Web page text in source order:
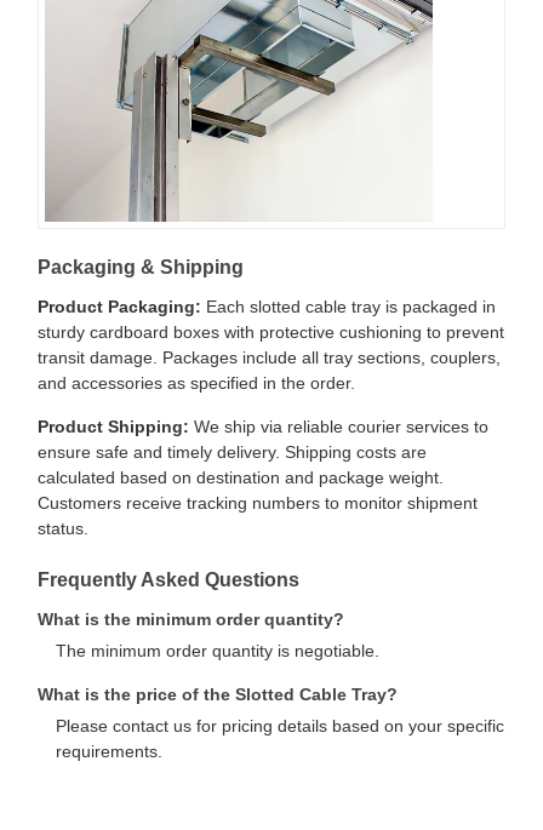
Packaging & Shipping
Product Packaging: Each slotted cable tray is packaged in
sturdy cardboard boxes with protective cushioning to prevent
transit damage. Packages include all tray sections, couplers,
and accessories as specified in the order.
Product Shipping: We ship via reliable courier services to
ensure safe and timely delivery. Shipping costs are
calculated based on destination and package weight.
Customers receive tracking numbers to monitor shipment
status.
Frequently Asked Questions
What is the minimum order quantity?
The minimum order quantity is negotiable.
What is the price of the Slotted Cable Tray?
Please contact us for pricing details based on your specific
requirements.